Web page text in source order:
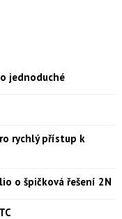
jednoduché
rychlý přístup k
o špičková řešení 2N